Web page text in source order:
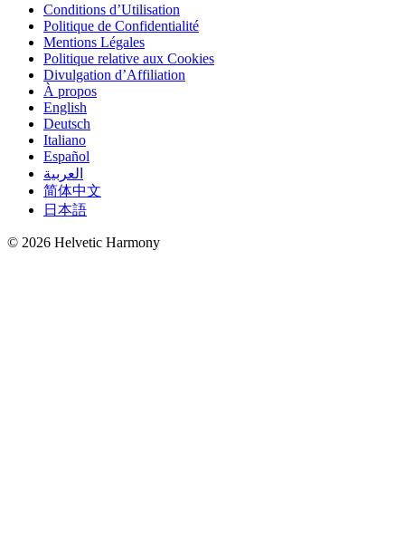
Conditions d’Utilisation
Politique de Confidentialité
Mentions Légales
Politique relative aux Cookies
Divulgation d’Affiliation
À propos
English
Deutsch
Italiano
Español
العربية
简体中文
日本語
© 2026 Helvetic Harmony